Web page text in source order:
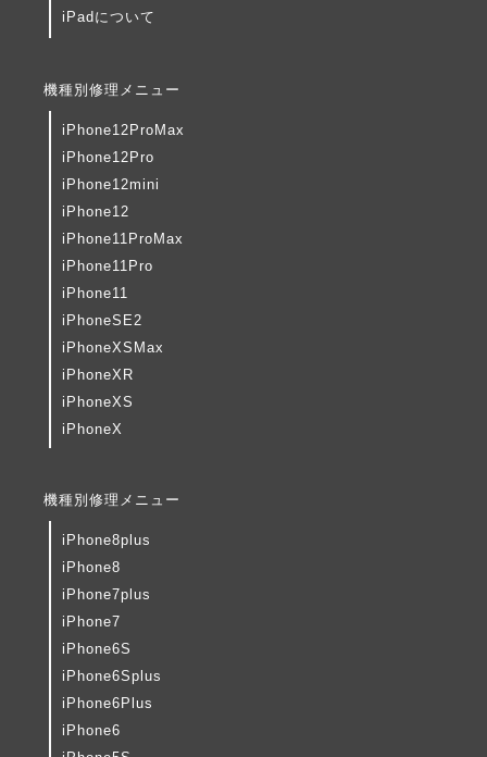
iPadについて
機種別修理メニュー
iPhone12ProMax
iPhone12Pro
iPhone12mini
iPhone12
iPhone11ProMax
iPhone11Pro
iPhone11
iPhoneSE2
iPhoneXSMax
iPhoneXR
iPhoneXS
iPhoneX
機種別修理メニュー
iPhone8plus
iPhone8
iPhone7plus
iPhone7
iPhone6S
iPhone6Splus
iPhone6Plus
iPhone6